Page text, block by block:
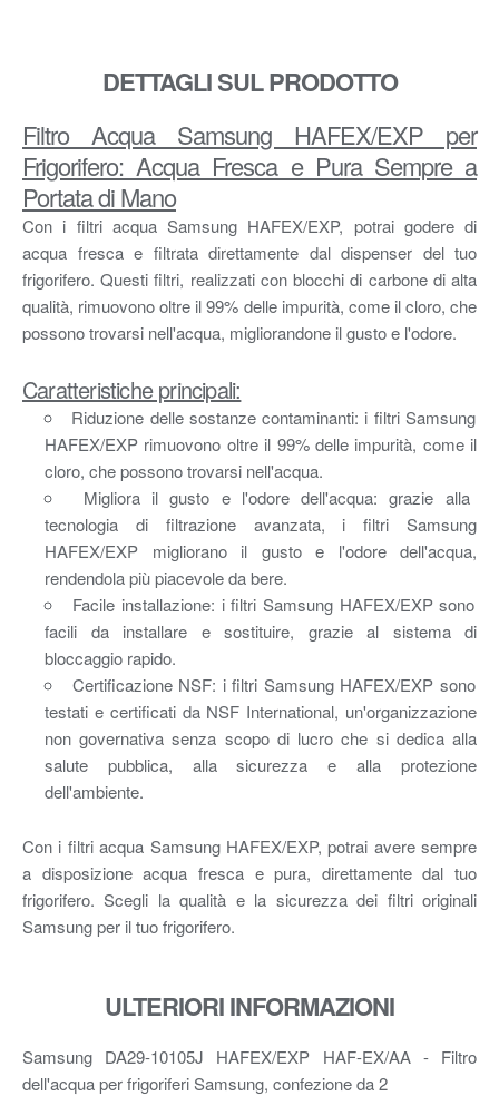
DETTAGLI SUL PRODOTTO
Filtro Acqua Samsung HAFEX/EXP per
Frigorifero: Acqua Fresca e Pura Sempre a
Portata di Mano
Con i filtri acqua Samsung HAFEX/EXP, potrai godere di
acqua fresca e filtrata direttamente dal dispenser del tuo
frigorifero. Questi filtri, realizzati con blocchi di carbone di alta
qualità, rimuovono oltre il 99% delle impurità, come il cloro, che
possono trovarsi nell'acqua, migliorandone il gusto e l'odore.
Caratteristiche principali:
Riduzione delle sostanze contaminanti: i filtri Samsung
HAFEX/EXP rimuovono oltre il 99% delle impurità, come il
cloro, che possono trovarsi nell'acqua.
Migliora il gusto e l'odore dell'acqua: grazie alla
tecnologia di filtrazione avanzata, i filtri Samsung
HAFEX/EXP migliorano il gusto e l'odore dell'acqua,
rendendola più piacevole da bere.
Facile installazione: i filtri Samsung HAFEX/EXP sono
facili da installare e sostituire, grazie al sistema di
bloccaggio rapido.
Certificazione NSF: i filtri Samsung HAFEX/EXP sono
testati e certificati da NSF International, un'organizzazione
non governativa senza scopo di lucro che si dedica alla
salute pubblica, alla sicurezza e alla protezione
dell'ambiente.
Con i filtri acqua Samsung HAFEX/EXP, potrai avere sempre
a disposizione acqua fresca e pura, direttamente dal tuo
frigorifero. Scegli la qualità e la sicurezza dei filtri originali
Samsung per il tuo frigorifero.
ULTERIORI INFORMAZIONI
Samsung DA29-10105J HAFEX/EXP HAF-EX/AA - Filtro
dell'acqua per frigoriferi Samsung, confezione da 2